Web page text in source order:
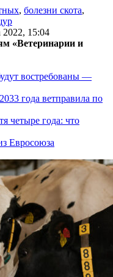
, болезни скота,
2022, 15:04
«Ветеринарии и
востребованы —
года ветправила по
четыре года: что
Евросоюза